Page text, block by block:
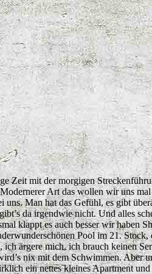
Zeit mit der morgigen
Art das wollen wir uns
Man hat das Gefühl, es gibt
da irgendwie nicht. Und alles
klappt es auch besser wir
Pool im 21.
ärgere mich, ich brauch keinen
nix mit dem Schwimmen. Aber
ein nettes kleines Apartment